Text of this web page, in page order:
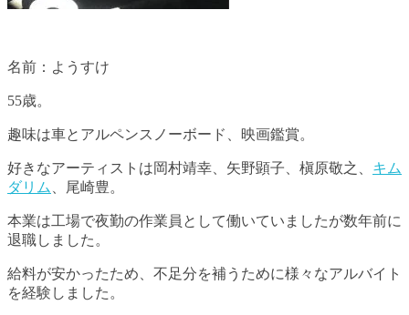
名前：ようすけ
55歳。
趣味は車とアルペンスノーボード、映画鑑賞。
好きなアーティストは岡村靖幸、矢野顕子、槇原敬之、 キム
ダリム
、尾崎豊。
本業は工場で夜勤の作業員として働いていましたが数年前に
退職しました。
給料が安かったため、不足分を補うために様々なアルバイト
を経験しました。